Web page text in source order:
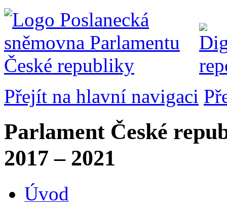
Přejít na hlavní navigaci
Parlament České
2017 – 2021
Úvod